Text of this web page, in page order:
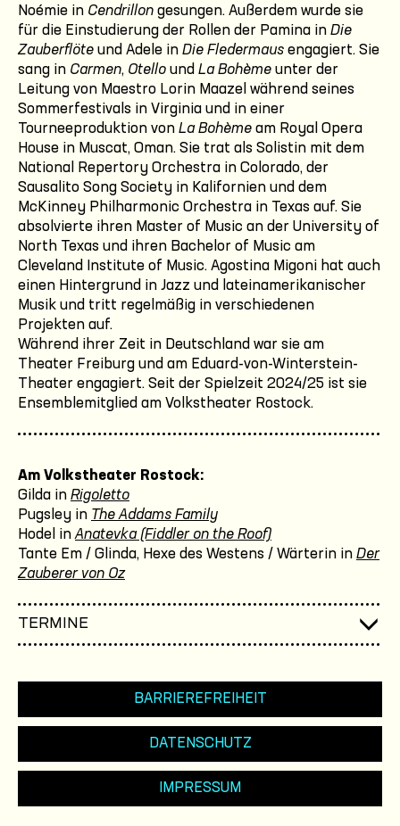
Noémie in Cendrillon gesungen. Außerdem wurde sie
für die Einstudierung der Rollen der Pamina in Die
Zauberflöte und Adele in Die Fledermaus engagiert. Sie
sang in Carmen, Otello und La Bohème unter der
Leitung von Maestro Lorin Maazel während seines
Sommerfestivals in Virginia und in einer
Tourneeproduktion von La Bohème am Royal Opera
House in Muscat, Oman. Sie trat als Solistin mit dem
National Repertory Orchestra in Colorado, der
Sausalito Song Society in Kalifornien und dem
McKinney Philharmonic Orchestra in Texas auf. Sie
absolvierte ihren Master of Music an der University of
North Texas und ihren Bachelor of Music am
Cleveland Institute of Music. Agostina Migoni hat auch
einen Hintergrund in Jazz und lateinamerikanischer
Musik und tritt regelmäßig in verschiedenen
Projekten auf.
Während ihrer Zeit in Deutschland war sie am
Theater Freiburg und am Eduard-von-Winterstein-
Theater engagiert. Seit der Spielzeit 2024/25 ist sie
Ensemblemitglied am Volkstheater Rostock.
Am Volkstheater Rostock:
Gilda in Rigoletto
Pugsley in The Addams Family
Hodel in Anatevka (Fiddler on the Roof)
Tante Em / Glinda, Hexe des Westens / Wärterin in Der
Zauberer von Oz
TERMINE
BARRIEREFREIHEIT
DATENSCHUTZ
IMPRESSUM